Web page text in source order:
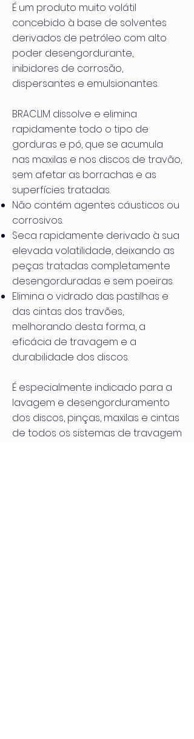
É um produto muito volátil
concebido à base de solventes
derivados de petróleo com alto
poder desengordurante,
inibidores de corrosão,
dispersantes e emulsionantes.
BRACLIM dissolve e elimina
rapidamente todo o tipo de
gorduras e pó, que se acumula
nas maxilas e nos discos de travão,
sem afetar as borrachas e as
superfícies tratadas.
Não contém agentes cáusticos ou
corrosivos.
Seca rapidamente derivado à sua
elevada volatilidade, deixando as
peças tratadas completamente
desengorduradas e sem poeiras.
Elimina o vidrado das pastilhas e
das cintas dos travões,
melhorando desta forma, a
eficácia de travagem e a
durabilidade dos discos.
É especialmente indicado para a
lavagem e desengorduramento
dos discos, pinças, maxilas e cintas
de todos os sistemas de travagem